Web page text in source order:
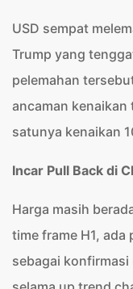
USD sempat
Trump yang
pelemahan
ancaman kenaikan
satunya kenaikan
Incar Pull Back di
Harga masih
time frame H1,
sebagai konfirmasi